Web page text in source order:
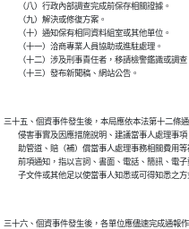
        （八）行政內部調查完成前保存相關證據。
        （九）解決或修復方案。
        （十）通知保有相同資料組室或其他單位。
        （十一）洽商專業人員協助或進駐處理。
（十二）涉及刑事責任者，移請檢警鑑識或調查
三十五、個資事件發生後，本局應依本法第十二條
侵害事實及因應措施說明、建議當事人處理事
助管道、賠（補）償當事人處理事務相關費用
前項通知，指以言詞、書面、電話、簡訊、電
三十六、個資事件發生後，各單位應儘速完成通報